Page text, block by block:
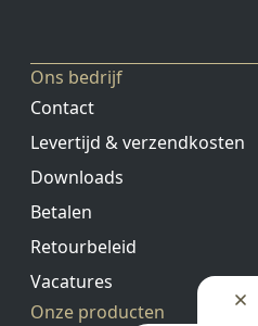
Ons bedrijf
Contact
Levertijd & verzendkosten
Downloads
Betalen
Retourbeleid
Vacatures
Onze producten